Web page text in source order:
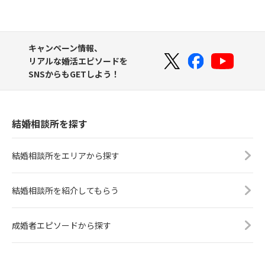
キャンペーン情報、
リアルな婚活エピソードを
SNSからもGETしよう！
結婚相談所を探す
結婚相談所をエリアから探す
結婚相談所を紹介してもらう
成婚者エピソードから探す